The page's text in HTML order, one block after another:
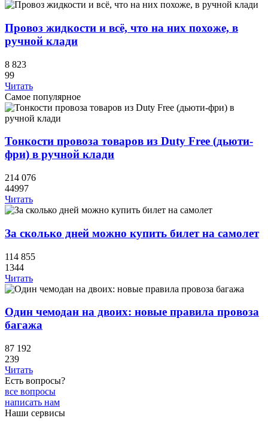
Провоз жидкости и всё, что на них похоже, в
ручной клади
8 823
99
Читать
Самое популярное
Тонкости провоза товаров из Duty Free (дьюти-
фри) в ручной клади
214 076
44997
Читать
За сколько дней можно купить билет на самолет
114 855
1344
Читать
Один чемодан на двоих: новые правила провоза
багажа
87 192
239
Читать
Есть вопросы?
все вопросы
написать нам
Наши сервисы